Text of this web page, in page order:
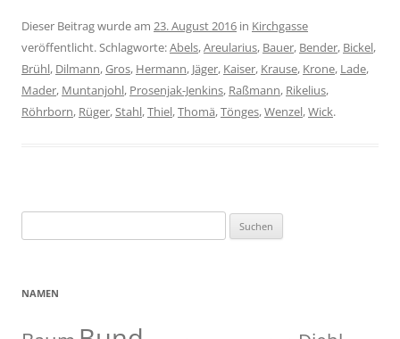
Dieser Beitrag wurde am 23. August 2016 in Kirchgasse
veröffentlicht. Schlagworte:Abels,Areularius, Bauer, Bender, Bickel,
Brühl, Dilmann,Gros, Hermann, Jäger, Kaiser, Krause, Krone, Lade,
Mader, Muntanjohl, Prosenjak-Jenkins, Raßmann, Rikelius,
Röhrborn, Rüger,Stahl,Thiel,Thomä,Tönges,Wenzel,Wick.
nach:
NAMEN